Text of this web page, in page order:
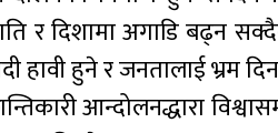
र दिशामा अगाडि बढ्न
हावी हुने र जनतालाई भ्रम
आन्दोलनद्धारा